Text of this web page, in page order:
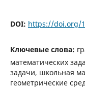
DOI: https://doi.org/
Ключевые слова:
математических
задачи, школьная
геометрические